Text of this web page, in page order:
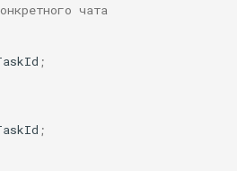
чата
;
;